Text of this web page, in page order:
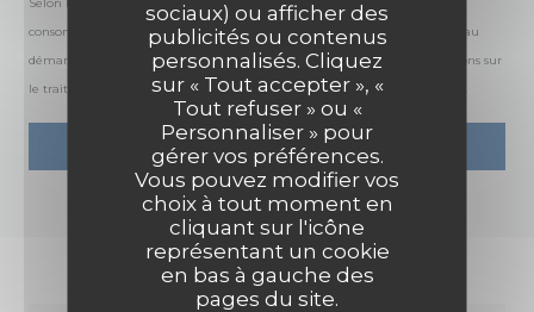
sociaux) ou afficher des
publicités ou contenus
personnalisés. Cliquez
sur « Tout accepter », «
Tout refuser » ou «
Personnaliser » pour
gérer vos préférences.
Vous pouvez modifier vos
choix à tout moment en
cliquant sur l'icône
représentant un cookie
en bas à gauche des
pages du site.
consommateur peut user de son droit à s'inscrire sur la liste d'opposition au
démarchage téléphonique Bloctel :bloctel.gouv.fr . Pour plus d'informations sur
le traitement de vos données, consultez notrepolitique de confidentialité